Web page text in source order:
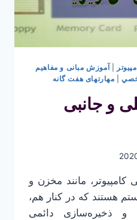
آموزش مبانی و مفاهیم
| مهارتهای هفت گانه
و جانبی
مانند مخزن و
هستند که در کنار هم،
و ذخیره‌سازی دائمی